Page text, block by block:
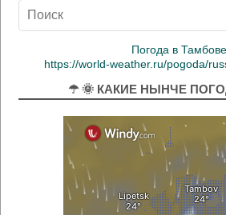
Погода в Тамбове
https://world-weather.ru/pogoda/
☂ 🌞 КАКИЕ НЫНЧЕ